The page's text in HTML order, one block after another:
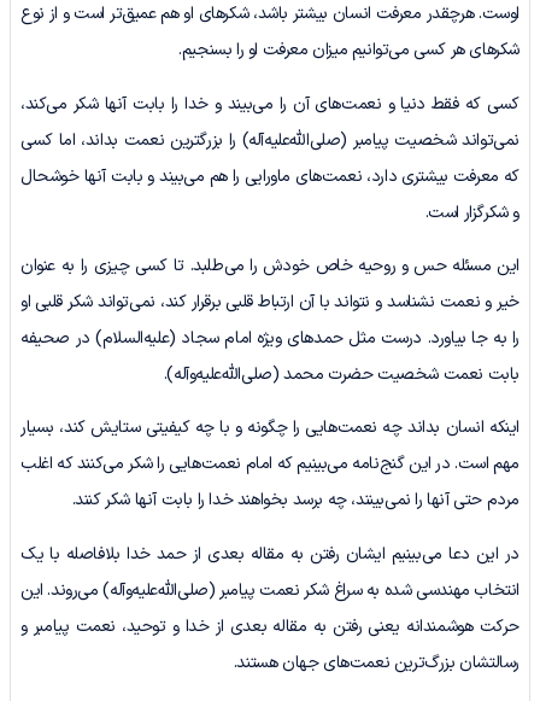
اوست. هرچقدر معرفت انسان بیشتر باشد، شکرهای او هم عمیق‌تر است و از نوع
شکرهای هر کسی می‌توانیم میزان معرفت او را بسنجیم.
کسی که فقط دنیا و نعمت‌های آن را می‌بیند و خدا را بابت آنها شکر می‌کند،
نمی‌تواند شخصیت پیامبر (صلی‌الله‌علیه‌آله) را بزرگترین نعمت بداند، اما کسی
که معرفت بیشتری دارد، نعمت‌های ماورایی را هم می‌بیند و بابت آنها خوشحال
و شکرگزار است.
این مسئله حس و روحیه خاص خودش را می‌طلبد. تا کسی چیزی را به عنوان
خیر و نعمت نشناسد و نتواند با آن ارتباط قلبی برقرار کند، نمی‌تواند شکر قلبی او
را به جا بیاورد. درست مثل حمدهای ویژه امام سجاد (علیه‌السلام) در صحیفه
بابت نعمت شخصیت حضرت محمد (صلی‌الله‌علیه‌وآله).
اینکه انسان بداند چه نعمت‌هایی را چگونه و با چه کیفیتی ستایش کند، بسیار
مهم است. در این گنج‌نامه می‌بینیم که امام نعمت‌هایی را شکر می‌کنند که اغلب
مردم حتی آنها را نمی‌بینند، چه برسد بخواهند خدا را بابت آنها شکر کنند.
در این دعا می‌بینیم ایشان رفتن به مقاله بعدی از حمد خدا بلافاصله با یک
انتخاب مهندسی شده به سراغ شکر نعمت پیامبر (صلی‌الله‌علیه‌وآله) می‌روند. این
حرکت هوشمندانه یعنی رفتن به مقاله بعدی از خدا و توحید، نعمت پیامبر و
رسالتشان بزرگ‌ترین نعمت‌های جهان هستند.